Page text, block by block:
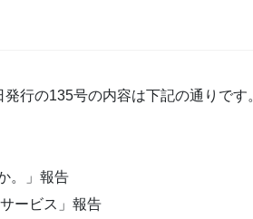
行の135号の内容は下記の通りです
。」報告
ービス」報告